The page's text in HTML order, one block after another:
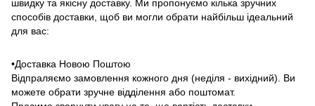
швидку та якісну доставку. Ми пропонуємо кілька зручних
способів доставки, щоб ви могли обрати найбільш ідеальний
для вас:
•Доставка Новою Поштою
Відпраляємо замовлення кожного дня (неділя - вихідний). Ви
можете обрати зручне відділення або поштомат.